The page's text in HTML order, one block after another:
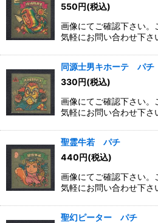
550円(税込)
画像にてご確認下さい。
気軽にお問い合わせ下さ
同源士男キホーテ パチ
330円(税込)
画像にてご確認下さい。
気軽にお問い合わせ下さ
聖霊牛若 パチ
440円(税込)
画像にてご確認下さい。
気軽にお問い合わせ下さ
聖幻ピーター パチ